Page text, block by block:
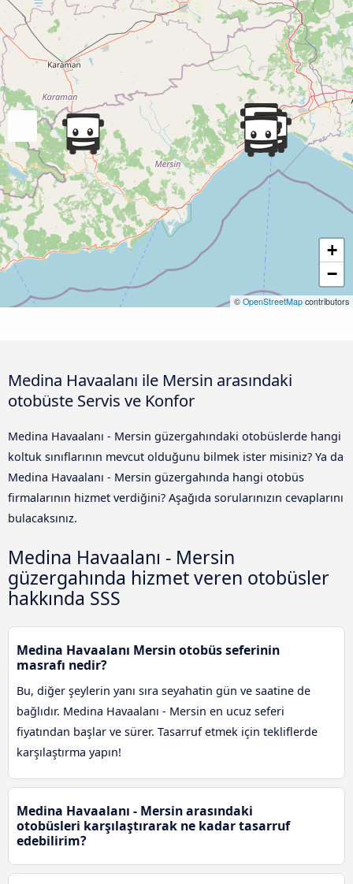
+
−
© OpenStreetMap contributors
Medina Havaalanı ile Mersin arasındaki
otobüste Servis ve Konfor
Medina Havaalanı - Mersin güzergahındaki otobüslerde hangi
koltuk sınıflarının mevcut olduğunu bilmek ister misiniz? Ya da
Medina Havaalanı - Mersin güzergahında hangi otobüs
firmalarının hizmet verdiğini? Aşağıda sorularınızın cevaplarını
bulacaksınız.
Medina Havaalanı - Mersin
güzergahında hizmet veren otobüsler
hakkında SSS
Medina Havaalanı Mersin otobüs seferinin
masrafı nedir?
Bu, diğer şeylerin yanı sıra seyahatin gün ve saatine de
bağlıdır. Medina Havaalanı - Mersin en ucuz seferi
fiyatından başlar ve sürer. Tasarruf etmek için tekliflerde
karşılaştırma yapın!
Medina Havaalanı - Mersin arasındaki
otobüsleri karşılaştırarak ne kadar tasarruf
edebilirim?